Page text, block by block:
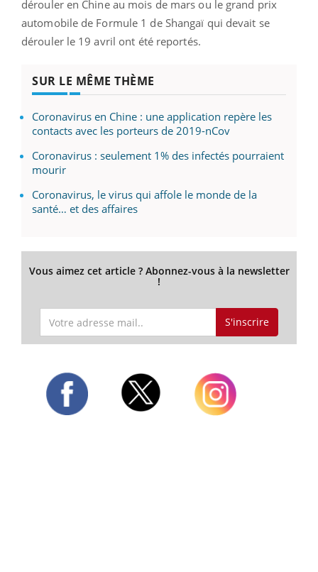
dérouler en Chine au mois de mars ou le grand prix
automobile de Formule 1 de Shangaï qui devait se
dérouler le 19 avril ont été reportés.
SUR LE MÊME THÈME
Coronavirus en Chine : une application repère les
contacts avec les porteurs de 2019-nCov
Coronavirus : seulement 1% des infectés pourraient
mourir
Coronavirus, le virus qui affole le monde de la
santé… et des affaires
Vous aimez cet article ? Abonnez-vous à la newsletter
!
S'inscrire